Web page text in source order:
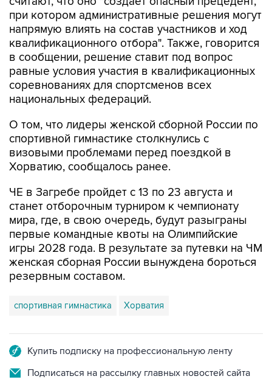
при котором административные решения могут
напрямую влиять на состав участников и ход
квалификационного отбора". Также, говорится
в сообщении, решение ставит под вопрос
равные условия участия в квалификационных
соревнованиях для спортсменов всех
национальных федераций.
О том, что лидеры женской сборной России по
спортивной гимнастике столкнулись с
визовыми проблемами перед поездкой в
Хорватию, сообщалось ранее.
ЧЕ в Загребе пройдет с 13 по 23 августа и
станет отборочным турниром к чемпионату
мира, где, в свою очередь, будут разыграны
первые командные квоты на Олимпийские
игры 2028 года. В результате за путевки на ЧМ
женская сборная России вынуждена бороться
резервным составом.
спортивная гимнастика Хорватия
Купить подписку на профессиональную ленту
Подписаться на рассылку главных новостей сайта